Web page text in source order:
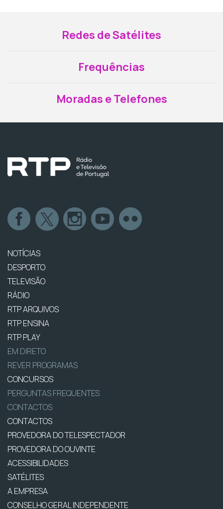
Redes de Satélites
Frequências
Moradas e Telefones
NOTÍCIAS
DESPORTO
TELEVISÃO
RÁDIO
RTP ARQUIVOS
RTP ENSINA
RTP PLAY
EM DIRETO
REVER PROGRAMAS
CONCURSOS
PERGUNTAS FREQUENTES
CONTACTOS
CONTACTOS
PROVEDORA DO TELESPECTADOR
PROVEDORA DO OUVINTE
ACESSIBILIDADES
SATÉLITES
A EMPRESA
CONSELHO GERAL INDEPENDENTE